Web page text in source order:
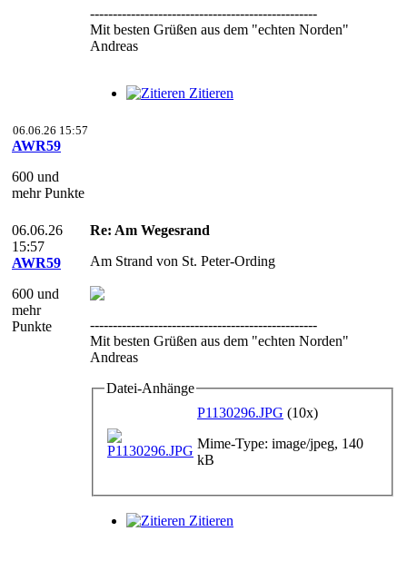
--------------------------------------------------
Mit besten Grüßen aus dem "echten Norden"
Andreas
Zitieren
06.06.26 15:57
AWR59
600 und
mehr Punkte
06.06.26
15:57
AWR59
600 und
mehr
Punkte
Re: Am Wegesrand
Am Strand von St. Peter-Ording
--------------------------------------------------
Mit besten Grüßen aus dem "echten Norden"
Andreas
Datei-Anhänge
P1130296.JPG (10x)
Mime-Type: image/jpeg, 140
kB
Zitieren